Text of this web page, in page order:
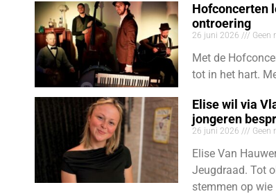
Hofconcerten
ontroering
26 juni 2026 Geen
Met de
tot in het hart.
Elise wil via
jongeren
26 juni 2026 Geen
Elise Van
Jeugdraad. Tot
stemmen op wie